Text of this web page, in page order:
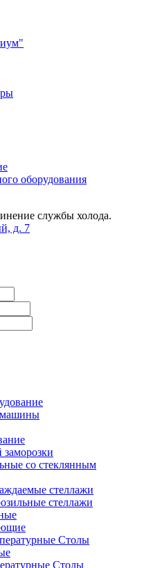
оборудования
службы холода.
д. 7
машины
со стеклянным
стеллажи
стеллажи
Столы
Столы